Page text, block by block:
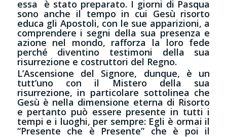
essa è stato preparato. I giorni di Pasqua
sono anche il tempo in cui Gesù risorto
educa gli Apostoli, con le sue apparizioni, a
comprendere i segni della sua presenza e
azione nel mondo, rafforza la loro fede
perché diventino testimoni della sua
risurrezione e costruttori del Regno.
L’Ascensione del Signore, dunque, è un
tutt’uno con il Mistero della sua
risurrezione, in particolare sottolinea che
Gesù è nella dimensione eterna di Risorto
e pertanto può essere presente in tutti i
tempi e i luoghi, per sempre: Egli è ormai il
“Presente che è Presente” che è poi il